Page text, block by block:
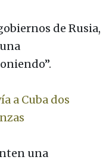
de Rusia,
a Cuba dos
una